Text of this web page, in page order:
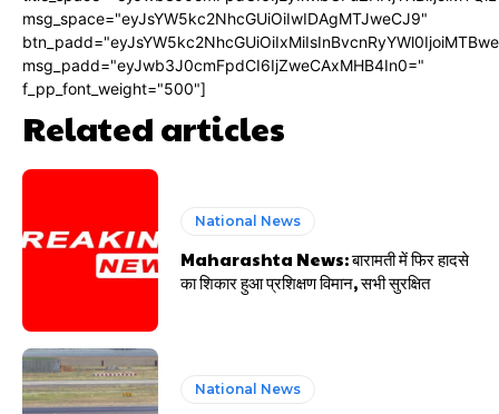
msg_space="eyJsYW5kc2NhcGUiOiIwIDAgMTJweCJ9"
msg_padd="eyJwb3J0cmFpdCI6IjZweCAxMHB4In0="
f_pp_font_weight="500"]
Related articles
National News
Maharashta News: बारामती में फिर हादसे
का शिकार हुआ प्रशिक्षण विमान, सभी सुरक्षित
National News